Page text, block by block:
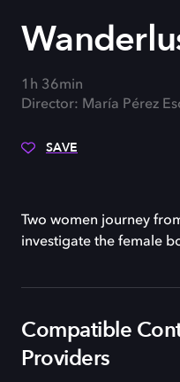
1h 36min
Director: María Pérez
SAVE
Two women journey
investigate the female
Compatible
Providers